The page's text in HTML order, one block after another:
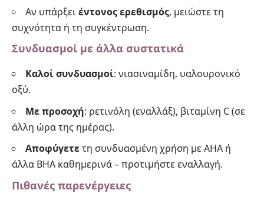
Αν υπάρξειέντονος ερεθισμός, μειώστε τη
συχνότητα ή τη συγκέντρωση.
Συνδυασμοί με άλλα συστατικά
Καλοί συνδυασμοί: νιασιναμίδη, υαλουρονικό
οξύ.
Με προσοχή: ρετινόλη (εναλλάξ), βιταμίνη C (σε
άλλη ώρα της ημέρας).
Αποφύγετετη συνδυασμένη χρήση με AHA ή
άλλα BHA καθημερινά – προτιμήστε εναλλαγή.
Πιθανές παρενέργειες